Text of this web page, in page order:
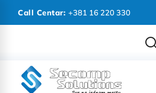
Call Centar: +381 16 220 330